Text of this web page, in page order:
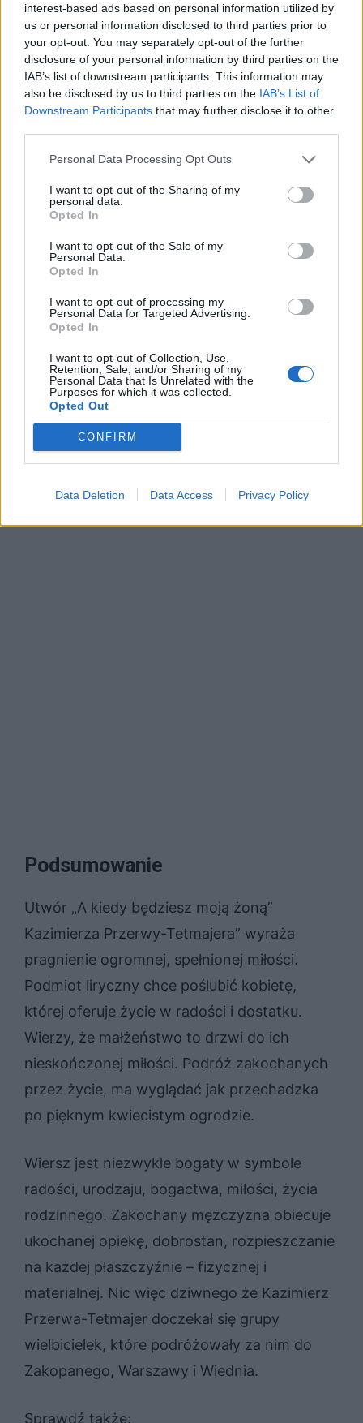
interest-based ads based on personal information utilized by
us or personal information disclosed to third parties prior to
your opt-out. You may separately opt-out of the further
disclosure of your personal information by third parties on the
IAB’s list of downstream participants. This information may
also be disclosed by us to third parties on the IAB’s List of
Downstream Participants that may further disclose it to other
Personal Data Processing Opt Outs
I want to opt-out of the Sharing of my
personal data.
Opted In
I want to opt-out of the Sale of my
Personal Data.
Opted In
I want to opt-out of processing my
Personal Data for Targeted Advertising.
Opted In
I want to opt-out of Collection, Use,
Retention, Sale, and/or Sharing of my
Personal Data that Is Unrelated with the
Purposes for which it was collected.
Opted Out
CONFIRM
Data Deletion Data Access Privacy Policy
zakochanych, których czeka tymczasowe
spotkanie, a bławatek łączony jest od
wieków z wiernością.Nawet wspomniana
paproć symbolizuje bogactwo w życiu i
miłości.Nic więc nie zostało umieszczone w
Para przechadza się po ogrodzie pełnym,
alegorii dotyczących ich przyszłego życia.
Niestety dziś znając biografię autora wiemy,
że do ślubu z Laurą nie doszło. Nigdy się nie
wielkiego uwodziciela i bawidamka. Niektóre
zakazywano czytania ich młodym
panienkom. Wzbudzał kontrowersje i uwodził,
ale żadna z kobiet nie zdołała stworzyć z nim
rodziny i stabilnego związku.
Podsumowanie
Utwór „A kiedy będziesz moją żoną”
Kazimierza Przerwy-Tetmajera” wyraża
pragnienie ogromnej, spełnionej miłości.
Podmiot liryczny chce poślubić kobietę,
której oferuje życie w radości i dostatku.
Wierzy, że małżeństwo to drzwi do ich
nieskończonej miłości. Podróż zakochanych
przez życie, ma wyglądać jak przechadzka
po pięknym kwiecistym ogrodzie.
Wiersz jest niezwykle bogaty w symbole
radości, urodzaju, bogactwa, miłości, życia
rodzinnego. Zakochany mężczyzna obiecuje
ukochanej opiekę, dobrostan, rozpieszczanie
na każdej płaszczyźnie – fizycznej i
materialnej. Nic więc dziwnego że Kazimierz
Przerwa-Tetmajer doczekał się grupy
wielbicielek, które podróżowały za nim do
Zakopanego, Warszawy i Wiednia.
Sprawdź także: